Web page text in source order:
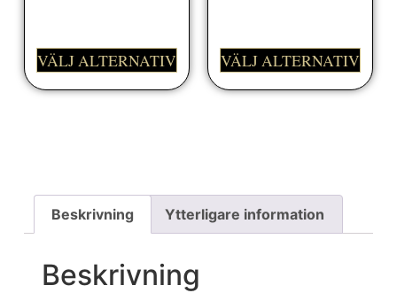
VÄLJ ALTERNATIV VÄLJ ALTERNATIV
Beskrivning Ytterligare information
Beskrivning